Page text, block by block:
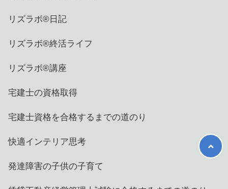
リズラボ®️日記
リズラボ®️終活ライフ
リズラボ®️講座
宅建士の資格取得
宅建士資格を合格するまでの道のり
快適インテリア思考
発達障害の子供の子育て